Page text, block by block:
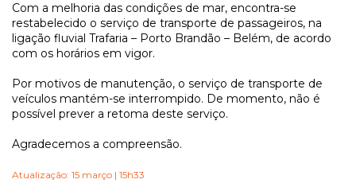
Com a melhoria das condições de mar, encontra-se
restabelecido o serviço de transporte de passageiros, na
ligação fluvial Trafaria – Porto Brandão – Belém, de acordo
com os horários em vigor.
Por motivos de manutenção, o serviço de transporte de
veículos mantém-se interrompido. De momento, não é
possível prever a retoma deste serviço.
Agradecemos a compreensão.
Atualização: 15 março | 15h33